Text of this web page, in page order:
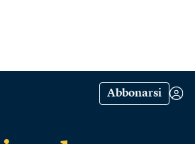
Abbonarsi